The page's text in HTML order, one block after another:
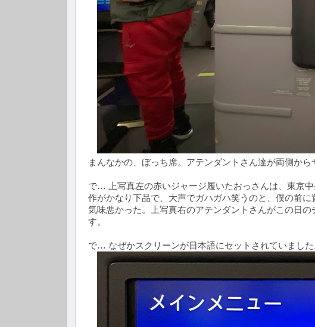
まんなかの、ぼっち席。アテンダントさん達が両側から
で… 上写真左の赤いジャージ履いたおっさんは、東京
作がかなり下品で、大声でガハガハ笑うのと、僕の前
気味悪かった。上写真右のアテンダントさんがこの日
す。
で… なぜかスクリーンが日本語にセットされていました